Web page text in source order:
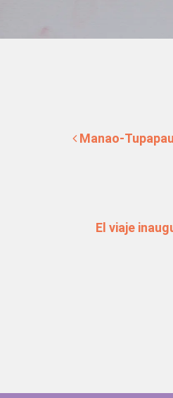
Manao-
El viaje